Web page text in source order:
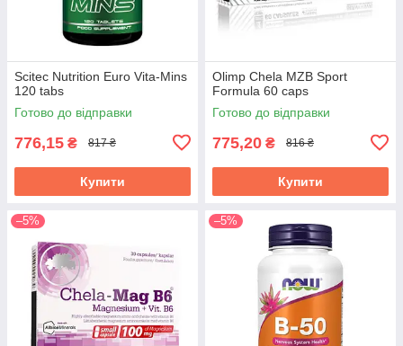
Scitec Nutrition Euro Vita-Mins
120 tabs
Готово до відправки
776,15 ₴ 817 ₴
Купити
Olimp Chela MZB Sport
Formula 60 caps
Готово до відправки
775,20 ₴ 816 ₴
Купити
–5% –5%